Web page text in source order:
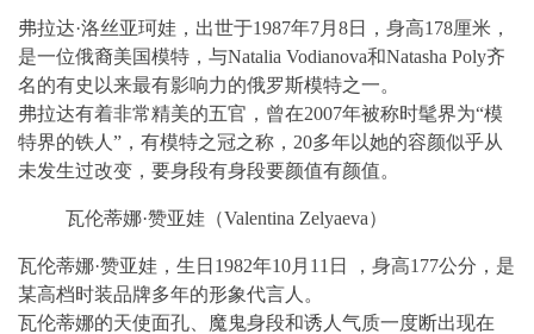
弗拉达·洛丝亚珂娃，出世于1987年7月8日，身高178厘米，
是一位俄裔美国模特，与Natalia Vodianova和Natasha Poly齐
名的有史以来最有影响力的俄罗斯模特之一。
弗拉达有着非常精美的五官，曾在2007年被称时髦界为“模
特界的铁人”，有模特之冠之称，20多年以她的容颜似乎从
未发生过改变，要身段有身段要颜值有颜值。
瓦伦蒂娜·赞亚娃（Valentina Zelyaeva）
瓦伦蒂娜·赞亚娃，生日1982年10月11日 ，身高177公分，是
某高档时装品牌多年的形象代言人。
瓦伦蒂娜的天使面孔、魔鬼身段和诱人气质一度断出现在